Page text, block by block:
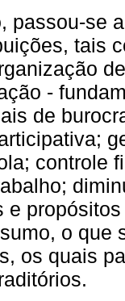
passou-se
tais
-
de
controle
e
o que
os quais